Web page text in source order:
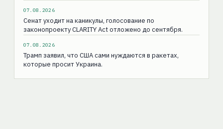
07.08.2026
Сенат уходит на каникулы, голосование по
законопроекту CLARITY Act отложено до сентября.
07.08.2026
Трамп заявил, что США сами нуждаются в ракетах,
которые просит Украина.